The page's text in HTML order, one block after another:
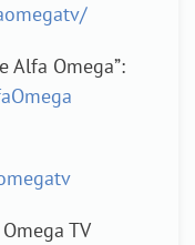
Alfa Omega”:
TV